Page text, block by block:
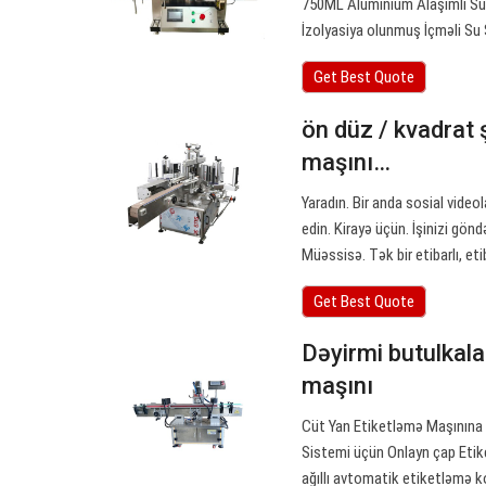
750ML Alüminium Alaşımlı
İzolyasiya olunmuş İçməli
Get Best Quote
ön düz / kvadrat
maşını…
Yaradın. Bir anda sosial
edin. Kirayə üçün. İşinizi
Müəssisə. Tək bir etibarlı,
Get Best Quote
Dəyirmi
maşını
Cüt Yan Etiketləmə
Sistemi üçün Onlayn çap
ağıllı avtomatik etiketləmə